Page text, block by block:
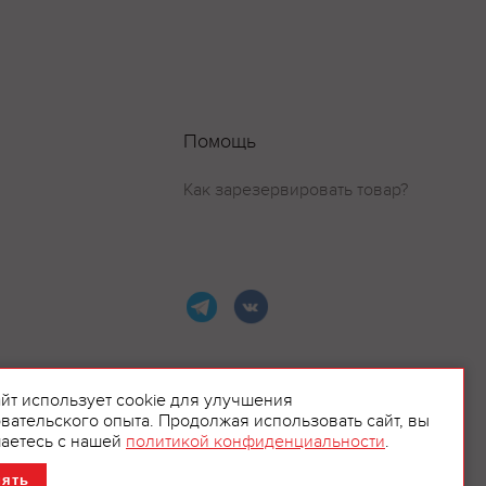
Помощь
Как зарезервировать товар?
использует cookie для улучшения
опыта. Продолжая использовать сайт, вы
с нашей политикой конфиденциальности.